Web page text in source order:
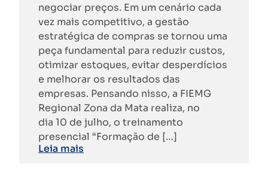
negociar preços. Em um cenário cada
vez mais competitivo, a gestão
estratégica de compras se tornou uma
peça fundamental para reduzir custos,
otimizar estoques, evitar desperdícios
e melhorar os resultados das
empresas. Pensando nisso, a FIEMG
Regional Zona da Mata realiza, no
dia 10 de julho, o treinamento
presencial “Formação de […]
Leia mais